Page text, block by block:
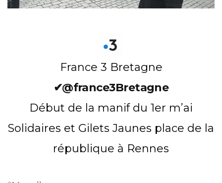
France 3 Bretagne
✔@france3Bretagne
Début de la manif du 1er m’ai
Solidaires et Gilets Jaunes place de la
république à Rennes